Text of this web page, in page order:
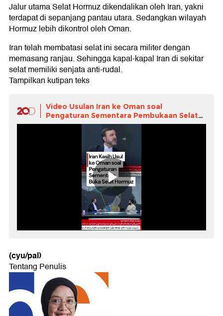
Jalur utama Selat Hormuz dikendalikan oleh Iran, yakni
terdapat di sepanjang pantau utara. Sedangkan wilayah
Hormuz lebih dikontrol oleh Oman.
Iran telah membatasi selat ini secara militer dengan
memasang ranjau. Sehingga kapal-kapal Iran di sekitar
selat memiliki senjata anti-rudal.
Tampilkan kutipan teks
Video Usulan Iran ke Oman soal
Pengaturan Sementara Pembukaan Selat
Hormuz
(cyu/pal)